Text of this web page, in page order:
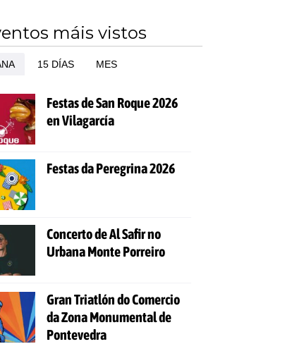
máis vistos
15 DÍAS MES
Festas de San Roque 2026
en Vilagarcía
Festas da Peregrina 2026
Concerto de Al Safir no
Urbana Monte Porreiro
Gran Triatlón do Comercio
da Zona Monumental de
Pontevedra